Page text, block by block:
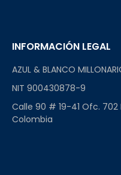
INFORMACIÓN LEGAL
AZUL & BLANCO
NIT 900430878-9
Calle 90 # 19-41 Ofc. 702
Colombia